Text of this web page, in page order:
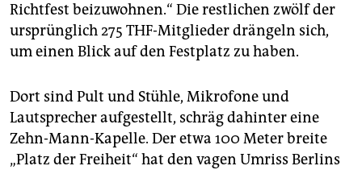
Richtfest beizuwohnen.“ Die restlichen zwölf der
ursprünglich 275 THF-Mitglieder drängeln sich,
um einen Blick auf den Festplatz zu haben.
Dort sind Pult und Stühle, Mikrofone und
Lautsprecher aufgestellt, schräg dahinter eine
Zehn-Mann-Kapelle. Der etwa 100 Meter breite
„Platz der Freiheit“ hat den vagen Umriss Berlins